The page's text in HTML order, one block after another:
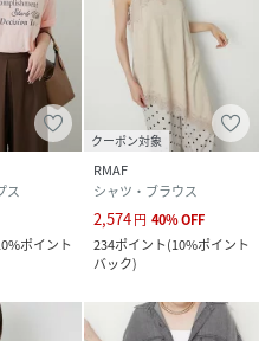
り、製品と画像のカラーが
ます。
際の商品と若干仕様が異な
致しかねます。
のご確認をお願い致しま
ス
ポイント
クーポン対象
RMAF
シャツ・ブラウス
2,574円 40%OFF
234ポイント(10%ポイント
バック)